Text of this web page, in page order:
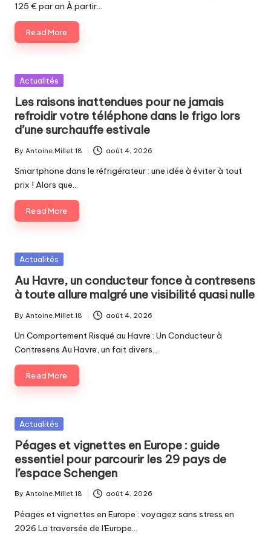
125 € par an À partir…
Read More
Posted
Actualités
Les raisons inattendues pour ne jamais
refroidir votre téléphone dans le frigo lors
d’une surchauffe estivale
Posted
by
By Antoine.Millet.18 août 4, 2026
Smartphone dans le réfrigérateur : une idée à éviter à tout
prix ! Alors que…
Read More
Posted
Actualités
Au Havre, un conducteur fonce à contresens
à toute allure malgré une visibilité quasi nulle
Posted
by
By Antoine.Millet.18 août 4, 2026
Un Comportement Risqué au Havre : Un Conducteur à
Contresens Au Havre, un fait divers…
Read More
Posted
Actualités
Péages et vignettes en Europe : guide
essentiel pour parcourir les 29 pays de
l’espace Schengen
Posted
by
By Antoine.Millet.18 août 4, 2026
Péages et vignettes en Europe : voyagez sans stress en
2026 La traversée de l'Europe…